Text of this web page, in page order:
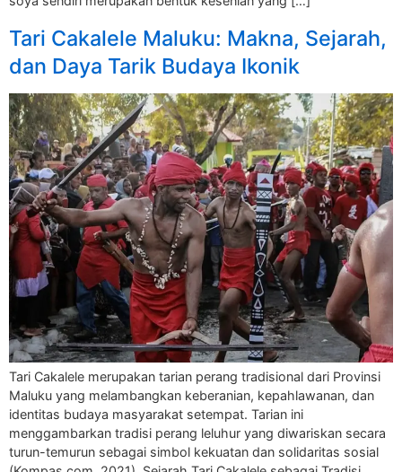
Tari Cakalele Maluku: Makna, Sejarah,
dan Daya Tarik Budaya Ikonik
Tari Cakalele merupakan tarian perang tradisional dari Provinsi
Maluku yang melambangkan keberanian, kepahlawanan, dan
identitas budaya masyarakat setempat. Tarian ini
menggambarkan tradisi perang leluhur yang diwariskan secara
turun-temurun sebagai simbol kekuatan dan solidaritas sosial